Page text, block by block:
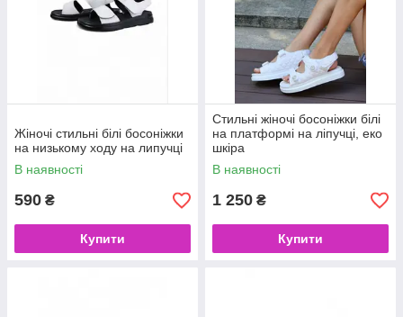
Жіночі стильні білі босоніжки
на низькому ходу на липучці
В наявності
590 ₴
Купити
Стильні жіночі босоніжки білі
на платформі на ліпучці, еко
шкіра
В наявності
1 250 ₴
Купити